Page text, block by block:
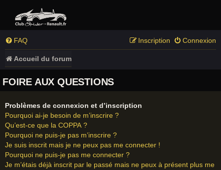
FAQ Connexion
Inscription
Accueil du forum
FOIRE AUX QUESTIONS
Problèmes de connexion et d’inscription
Pourquoi ai-je besoin de m’inscrire ?
Qu’est-ce que la COPPA ?
Pourquoi ne puis-je pas m’inscrire ?
Je suis inscrit mais je ne peux pas me connecter !
Pourquoi ne puis-je pas me connecter ?
Je m’étais déjà inscrit par le passé mais ne peux à présent plus me